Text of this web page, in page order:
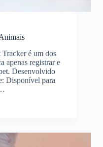
é um dos
apenas registrar e
Desenvolvido
Disponível para